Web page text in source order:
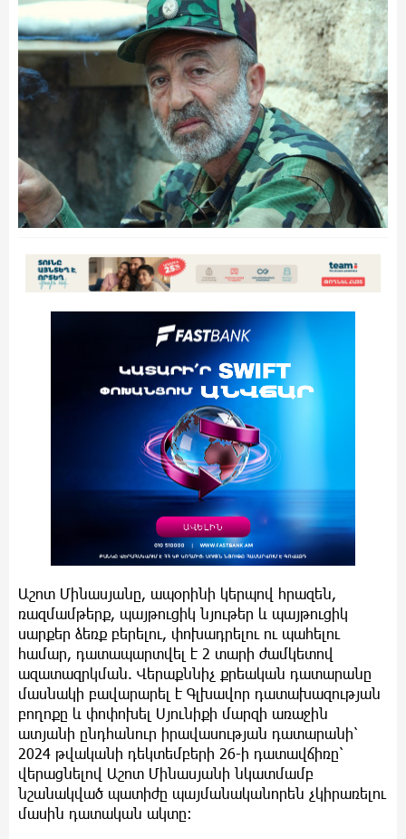
Աշոտ Մինասյանը, ապօրինի կերպով հրազեն,
ռազմամթերք, պայթուցիկ նյութեր և պայթուցիկ
սարքեր ձեռք բերելու, փոխադրելու ու պահելու
համար, դատապարտվել է 2 տարի ժամկետով
ազատազրկման. Վերաքննիչ քրեական դատարանը
մասնակի բավարարել է Գլխավոր դատախազության
բողոքը և փոփոխել Սյունիքի մարզի առաջին
ատյանի ընդհանուր իրավասության դատարանի՝
2024 թվականի դեկտեմբերի 26-ի դատավճիռը՝
վերացնելով Աշոտ Մինասյանի նկատմամբ
նշանակված պատիժը պայմանականորեն չկիրառելու
մասին դատական ակտը: